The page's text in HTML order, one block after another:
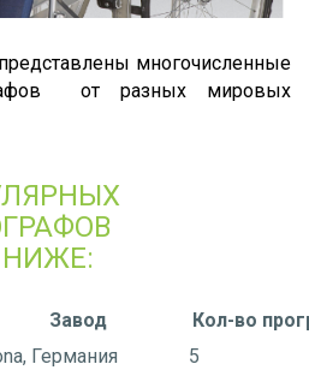
многочисленные
от разных мировых
НИЖЕ:
Завод
Кол-во
Германия
5